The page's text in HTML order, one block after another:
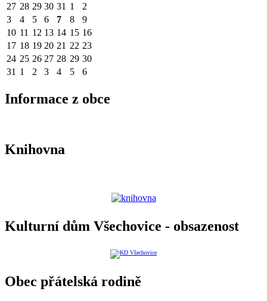
27 28 29 30 31 1
2
3
4 5 6 7 8
9
10 11 12 13 14 15 16
17 18 19 20 21 22 23
24 25 26 27 28 29 30
31 1 2 3 4 5 6
Informace z obce
Knihovna
Kulturní dům Všechovice - obsazenost
Obec přátelská rodině